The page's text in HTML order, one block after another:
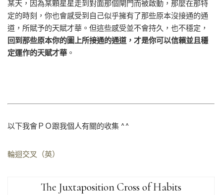
某天，因為某顆星星走到對面那個閘門而被啟動，那麼在那特
定的時刻，你也會感受到自己似乎擁有了那些原本沒接通的通
道，所賦予的天賦才華。但這些感受並不會持久，也不穩定，
回到那些原本你的圖上所接通的通道，才是你可以信賴並且穩
定運作的天賦才華 。
以下我會ＰＯ跟我個人有關的收集 ^^
輪迴交叉（英）
The Juxtaposition Cross of Habits